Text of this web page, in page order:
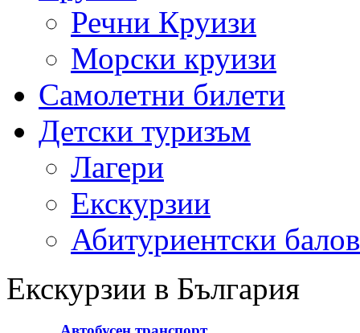
Речни Круизи
Морски круизи
Самолетни билети
Детски туризъм
Лагери
Екскурзии
Абитуриентски
Екскурзии в България